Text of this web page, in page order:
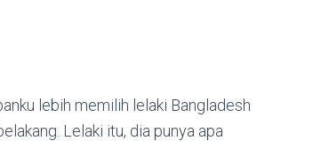
lebih memilih lelaki Bangladesh
Lelaki itu, dia punya apa